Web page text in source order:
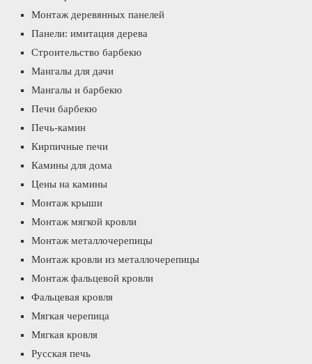
Монтаж деревянных панелей
Панели: имитация дерева
Строительство барбекю
Мангалы для дачи
Мангалы и барбекю
Печи барбекю
Печь-камин
Кирпичные печи
Камины для дома
Цены на камины
Монтаж крыши
Монтаж мягкой кровли
Монтаж металлочерепицы
Монтаж кровли из металлочерепицы
Монтаж фальцевой кровли
Фальцевая кровля
Мягкая черепица
Мягкая кровля
Русская печь